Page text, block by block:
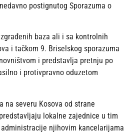
postignutog Sporazuma o
baza ali i sa kontrolnih
i tačkom 9. Briselskog sporazuma
i predstavlja pretnju po
i protivpravno oduzetom
severu Kosova od strane
lokalne zajednice u tim
njihovim kancelarijama